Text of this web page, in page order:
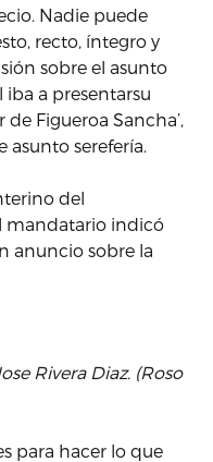
Nadie puede
recto, íntegro y
sobre el asunto
a presentarsu
Figueroa Sancha’,
asunto serefería.
del
mandatario indicó
anuncio sobre la
Rivera Diaz. (Roso
para hacer lo que